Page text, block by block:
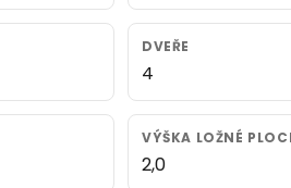
DVEŘE
4
VÝŠKA LOŽNÉ
2,0